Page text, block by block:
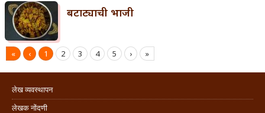
बटाट्याची भाजी
« ‹ 1 2 3 4 5 › »
लेख व्यवस्थापन
लेखक नोंदणी